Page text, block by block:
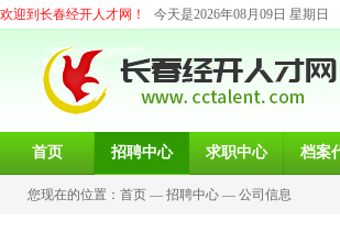
欢迎到长春经开人才网！ 今天是2026年08月09日 星期日
首页 招聘中心 求职中心 档案
您现在的位置： 首页 — 招聘中心 — 公司信息